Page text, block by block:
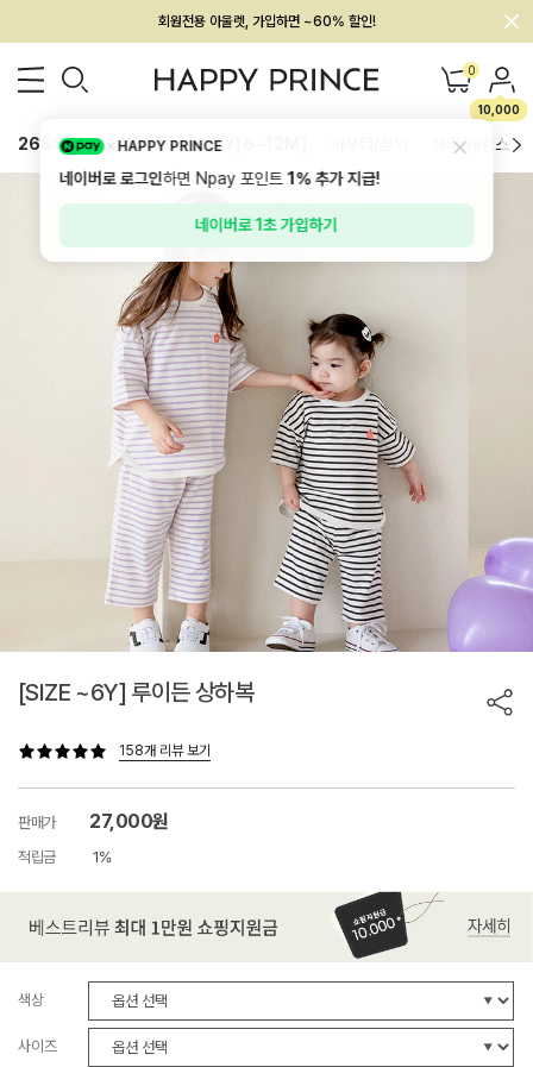
회원전용 아울렛, 가입하면 ~60% 할인!
멤버십 최대 28,000원 혜택 0
10,000
26SS 신상 BEST BABY[6~12M] 하의/레깅스
[SIZE ~6Y] 루이든 상하복
158개 리뷰 보기
판매가 27,000원
적립금 1%
색상
사이즈
HAPPY PRINCE
네이버로 로그인하면 Npay 포인트1%추가 지급!
네이버로 1초 가입하기